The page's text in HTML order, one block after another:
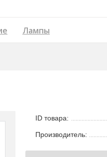
Лампы
ID товара:
Производитель: